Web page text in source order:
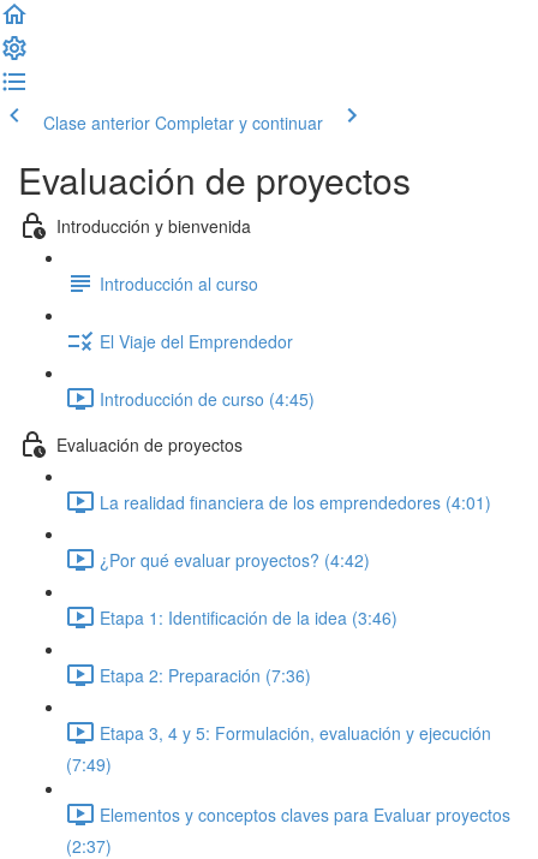
Clase anterior Completar y continuar
Evaluación de proyectos
Introducción y bienvenida
Introducción al curso
El Viaje del Emprendedor
Introducción de curso (4:45)
Evaluación de proyectos
La realidad financiera de los emprendedores (4:01)
¿Por qué evaluar proyectos? (4:42)
Etapa 1: Identificación de la idea (3:46)
Etapa 2: Preparación (7:36)
Etapa 3, 4 y 5: Formulación, evaluación y ejecución
(7:49)
Elementos y conceptos claves para Evaluar proyectos
(2:37)